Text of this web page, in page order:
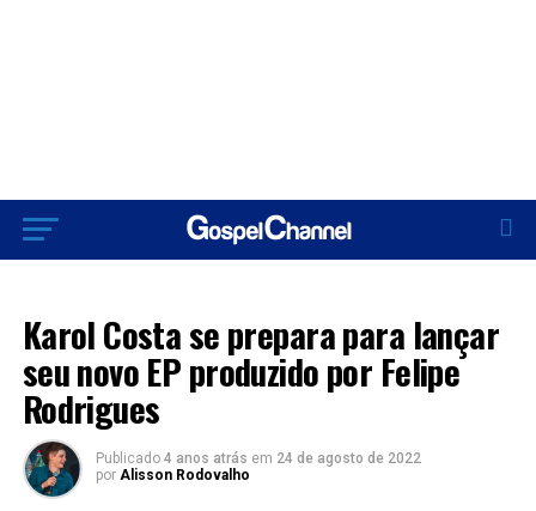
Karol Costa se prepara para lançar
seu novo EP produzido por Felipe
Rodrigues
Publicado 4 anos atrás em 24 de agosto de 2022
por Alisson Rodovalho